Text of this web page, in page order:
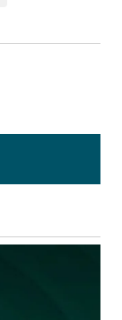
kirjautua